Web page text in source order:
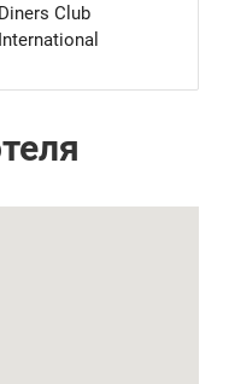
Diners Club
International